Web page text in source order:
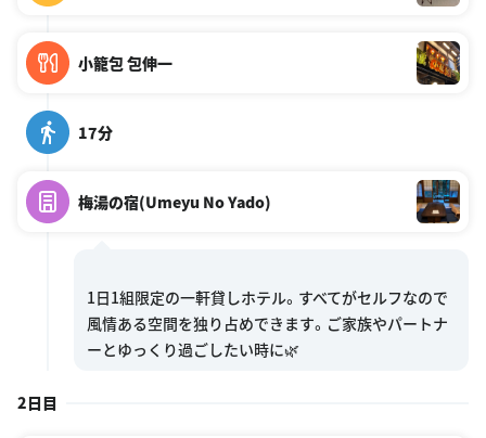
小籠包 包伸一
17分
梅湯の宿(Umeyu No Yado)
1日1組限定の一軒貸しホテル。すべてがセルフなので
風情ある空間を独り占めできます。ご家族やパートナ
2日目